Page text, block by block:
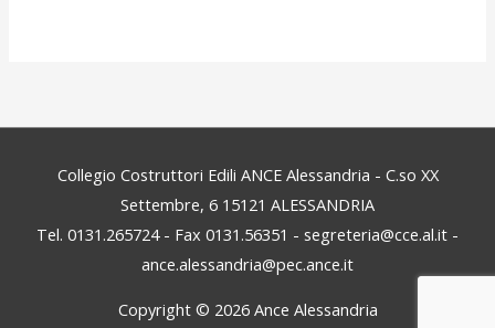
Collegio Costruttori Edili ANCE Alessandria - C.so XX
Settembre, 6 15121 ALESSANDRIA
Tel. 0131.265724 - Fax 0131.56351 - segreteria@cce.al.it -
ance.alessandria@pec.ance.it
Copyright © 2026 Ance Alessandria